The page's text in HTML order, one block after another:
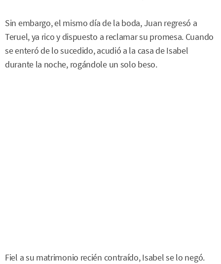
Sin embargo, el mismo día de la boda, Juan regresó a
Teruel, ya rico y dispuesto a reclamar su promesa. Cuando
se enteró de lo sucedido, acudió a la casa de Isabel
durante la noche, rogándole un solo beso.
Fiel a su matrimonio recién contraído, Isabel se lo negó.